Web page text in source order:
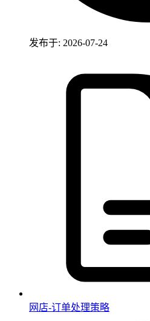
发布于: 2026-07-24
网店-订单处理策略